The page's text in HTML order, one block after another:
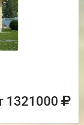
1321000